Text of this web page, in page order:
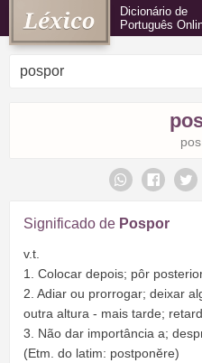
Dicionário de
Português
Significado de Pospor
v.t.
1. Colocar depois; pôr
2. Adiar ou prorrogar; deixar
outra altura - mais tarde;
3. Não dar importância a;
(Etm. do latim: postponĕre)